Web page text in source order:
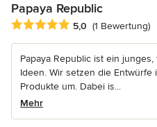
Papaya Republic
Durchschnittliche Bewertung:
5,0 (1 Bewertung)
Papaya Republic ist ein
Ideen. Wir setzen die
Produkte um. Dabei is...
Mehr